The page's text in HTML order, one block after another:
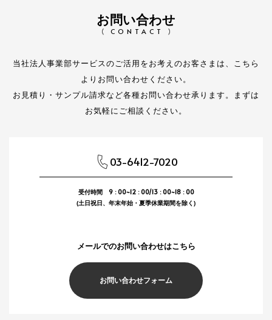
お問い合わせ
CONTACT
当社法人事業部サービスのご活用をお考えのお客さまは、こちら
よりお問い合わせください。
お見積り・サンプル請求など各種お問い合わせ承ります。まずは
お気軽にご相談ください。
03-6412-7020
受付時間 9 : 00~12 : 00/13 : 00~18 : 00
(土日祝日、年末年始・夏季休業期間を除く)
メールでのお問い合わせはこちら
お問い合わせフォーム